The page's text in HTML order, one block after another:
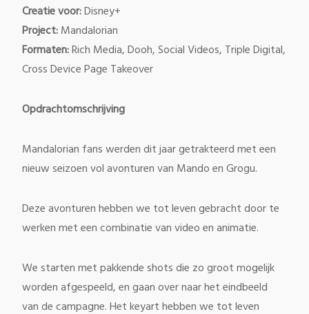
Creatie voor:Disney+
Project:Mandalorian
Formaten:Rich Media, Dooh, Social Videos, Triple Digital,
Cross Device Page Takeover
Opdrachtomschrijving
Mandalorian fans werden dit jaar getrakteerd met een
nieuw seizoen vol avonturen van Mando en Grogu.
Deze avonturen hebben we tot leven gebracht door te
werken met een combinatie van video en animatie.
We starten met pakkende shots die zo groot mogelijk
worden afgespeeld, en gaan over naar het eindbeeld
van de campagne. Het keyart hebben we tot leven